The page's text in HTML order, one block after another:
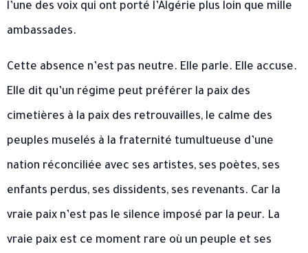
l’une des voix qui ont porté l’Algérie plus loin que mille
ambassades.
Cette absence n’est pas neutre. Elle parle. Elle accuse.
Elle dit qu’un régime peut préférer la paix des
cimetières à la paix des retrouvailles, le calme des
peuples muselés à la fraternité tumultueuse d’une
nation réconciliée avec ses artistes, ses poètes, ses
enfants perdus, ses dissidents, ses revenants. Car la
vraie paix n’est pas le silence imposé par la peur. La
vraie paix est ce moment rare où un peuple et ses